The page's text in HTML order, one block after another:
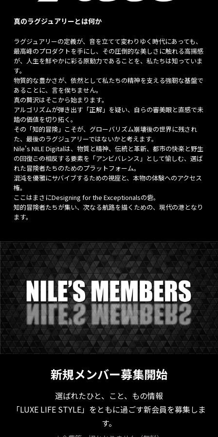
真のラグジュアリーとは何か
ラグジュアリーの定義が、音を立てて変わりゆく時代にあっても、
最高峰のプロダクトを手にし、その圧倒的な美しさに触れる高揚感
が、人生を鮮やかに彩る原動力であることを、私たちは知っていま
す。
物質的な豊かさが、依然として私たちの精神を支える強靭な基盤で
あることに、言を俟ちません。
真の贅沢はそこから始まります。
アルゴリズムが弾き出す「正解」を疑い、自らの審美眼と直感で未
踏の価値を切り拓く。
その「知的冒険」こそが、グローバリズム崩壊後の世界に残され
た、最後のラグジュアリーではないかと考えます。
Nile's NILE Digitalは、物質と精神、伝統と革新、都市の快楽と野生
の回復――この相反する要素を「アンビバレンス」として愉しむ、選ば
れた冒険者たちのためのプラットフォーム。
混沌を優雅にサバイブするための視座と、本物の体験へのアクセス
権。
ここはまさにDesigning for the Exceptionalsの砦。
知的冒険者たちが集い、次なる航路を描くための、現代の港となり
ます。
新規メンバー募集開始
選ばれたひと、こと、もの情報
「LUXE LIFE STYLE」をともに過ごす新会員を募集しま
す。